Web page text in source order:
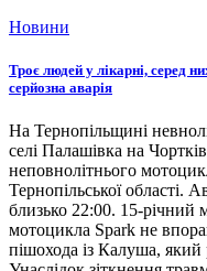
Новини
Троє людей у лікарні, серед
серйозна аварія
На Тернопільщині
селі Палашівка на
неповнолітнього
Тернопільської області.
близько 22:00. 15-річний
мотоцикла Spark не
пішохода із Калуша,